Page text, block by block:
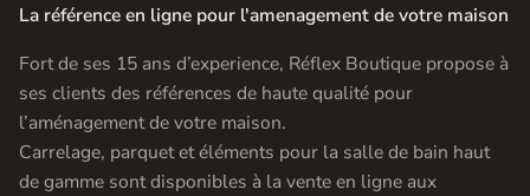
La référence en ligne pour l'amenagement de votre maison
Fort de ses 15 ans d’experience, Réflex Boutique propose à
ses clients des références de haute qualité pour
l’aménagement de votre maison.
Carrelage, parquet et éléments pour la salle de bain haut
de gamme sont disponibles à la vente en ligne aux